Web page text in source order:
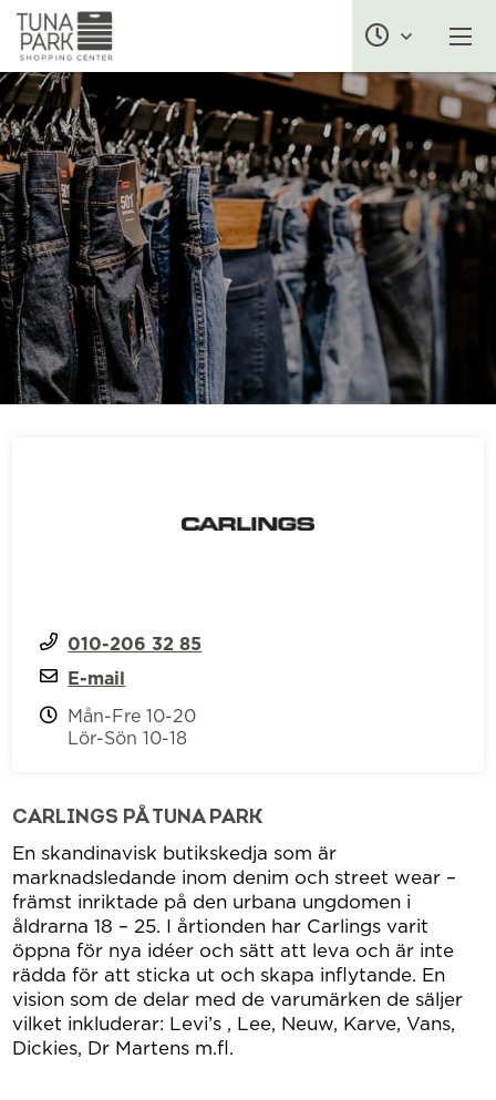
010-206 32 85
E-mail
Mån-Fre 10-20
Lör-Sön 10-18
CARLINGS PÅ TUNA PARK
En skandinavisk butikskedja som är
marknadsledande inom denim och street wear –
främst inriktade på den urbana ungdomen i
åldrarna 18 – 25. I årtionden har Carlings varit
öppna för nya idéer och sätt att leva och är inte
rädda för att sticka ut och skapa inflytande. En
vision som de delar med de varumärken de säljer
vilket inkluderar: Levi’s , Lee, Neuw, Karve, Vans,
Dickies, Dr Martens m.fl.